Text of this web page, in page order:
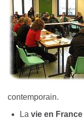
contemporain.
La vie en France